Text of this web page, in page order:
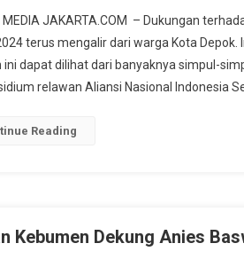
Ode
Basir
Minta
Relawan
MEDIA JAKARTA.COM – Dukungan
terus mengalir dari warga Kota
ini dapat dilihat dari banyaknya simpul-
relawan Aliansi Nasional Indonesia
Reading
Kebumen Dekung Anies